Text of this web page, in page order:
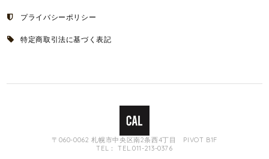
プライバシーポリシー
特定商取引法に基づく表記
〒060-0062 札幌市中央区南2条西4丁目 PIVOT B1F
TEL： TEL.011-213-0376